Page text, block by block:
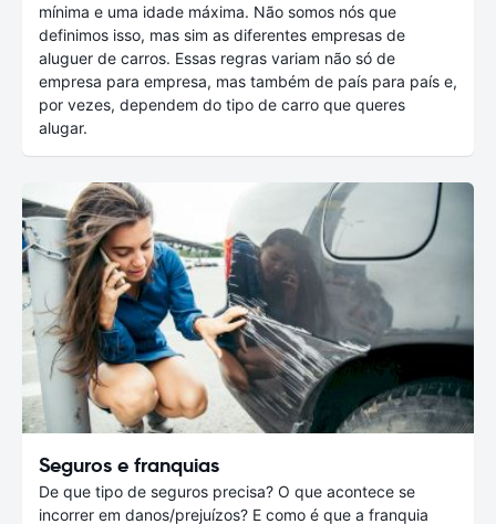
mínima e uma idade máxima. Não somos nós que
definimos isso, mas sim as diferentes empresas de
aluguer de carros. Essas regras variam não só de
empresa para empresa, mas também de país para país e,
por vezes, dependem do tipo de carro que queres
alugar.
Seguros e franquias
De que tipo de seguros precisa? O que acontece se
incorrer em danos/prejuízos? E como é que a franquia